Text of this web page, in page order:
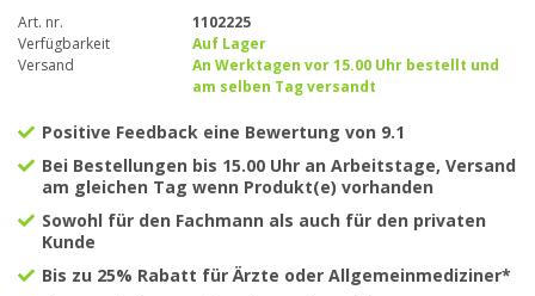
Art. nr.
1102225
Verfügbarkeit
Auf Lager
Versand
An Werktagen vor 15.00 Uhr bestellt und
am selben Tag versandt
Positive Feedback eine Bewertung von 9.1
Bei Bestellungen bis 15.00 Uhr an Arbeitstage, Versand
am gleichen Tag wenn Produkt(e) vorhanden
Sowohl für den Fachmann als auch für den privaten
Kunde
Bis zu 25% Rabatt für Ärzte oder Allgemeinmediziner*